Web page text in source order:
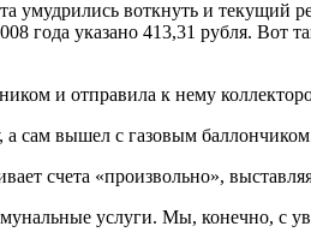
умудрились воткнуть и
года указано 413,31 рубля.
и отправила к нему
а сам вышел с газовым
счета «произвольно»,
услуги. Мы, конечно, с